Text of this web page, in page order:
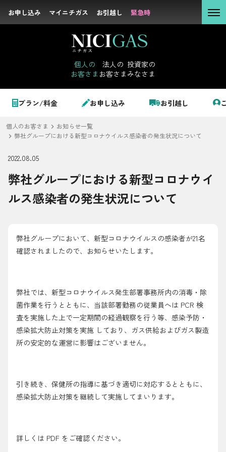
お申し込み マイニチガス お引越し 緊急時
個人の
お客さま
法人の
お客さま
投資家の
みなさま
プラン/料金 お申し込み お引越し
お申し込み マイニチガス お引越し 緊急時
個人のお客さま
LPガス＋でんき
料金
シミュレーション
でガ割のご案内
料金
シミュレーション
お申し込み一覧
LPガス
シミュレーション
お客さま
サステナビリテ
採用情報
よくある質問
個人のお客さま
お知らせ一覧
弊社グループにおける新型コロナウイルス感染者の発生状況について
2022.08.05
弊社グループにおける新型コロナウイ
ルス感染者の発生状況について
弊社グループにおいて、新型コロナウイルスの感染者が21名
確認されましたので、お知らせいたします。
弊社では、新型コロナウイルス発生部署事務所内の消毒・除
菌作業を行うとともに、当該部署勤務の従業員へは PCR 検
査を実施した上で一定期間の経過観察を行う等、感染予防・
感染拡大防止対策を実施 しており、ガス供給およびガス製造
所の安定的な運営に影響はございません。
引き続き、保健所の指導に基づき適切に対応するとともに、
感染拡大防止対策を継続して実施してまいります。
詳しくは PDF をご確認ください。